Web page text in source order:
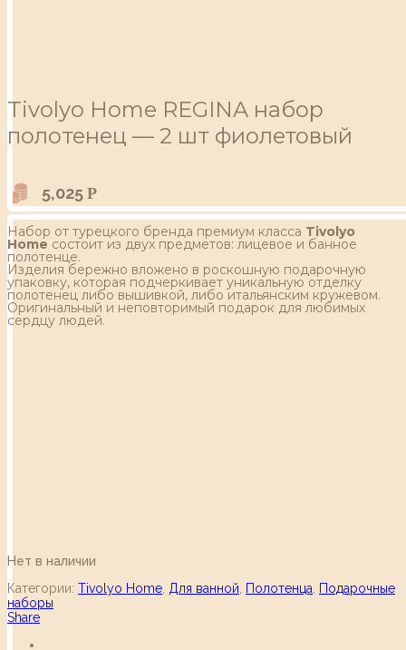
Tivolyo Home REGINA набор
полотенец — 2 шт фиолетовый
5,025 Р
Набор от турецкого бренда премиум класса Tivolyo
Home состоит из двух предметов: лицевое и банное
полотенце.
Изделия бережно вложено в роскошную подарочную
упаковку, которая подчеркивает уникальную отделку
полотенец либо вышивкой, либо итальянским кружевом.
Оригинальный и неповторимый подарок для любимых
сердцу людей.
Нет в наличии
Категории: Tivolyo Home Для ванной Полотенца
Подарочные
наборы
Share